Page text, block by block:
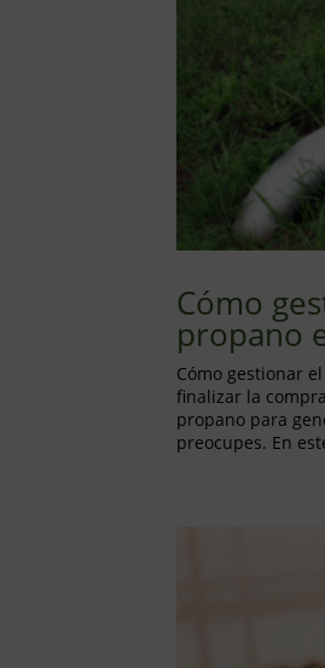
Cómo
propano
Cómo gestionar
finalizar la
propano para
preocupes. En